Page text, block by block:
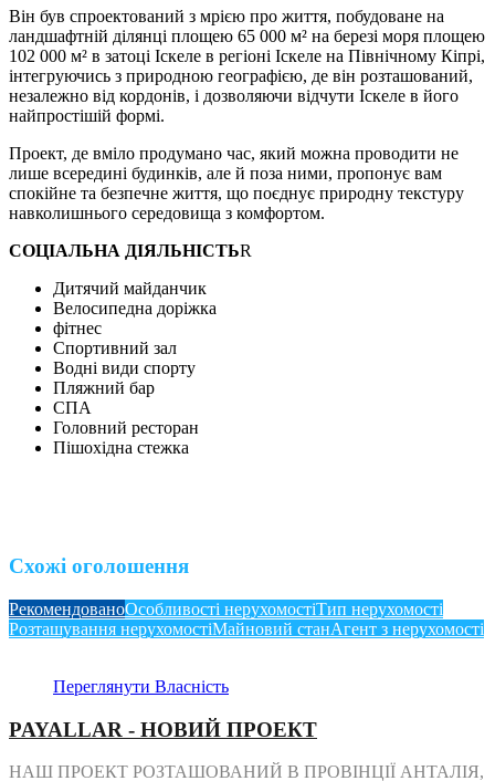
Він був спроектований з мрією про життя, побудоване на
ландшафтній ділянці площею 65 000 м² на березі моря площею
102 000 м² в затоці Іскеле в регіоні Іскеле на Північному Кіпрі,
інтегруючись з природною географією, де він розташований,
незалежно від кордонів, і дозволяючи відчути Іскеле в його
найпростішій формі.
Проект, де вміло продумано час, який можна проводити не
лише всередині будинків, але й поза ними, пропонує вам
спокійне та безпечне життя, що поєднує природну текстуру
навколишнього середовища з комфортом.
СОЦІАЛЬНА ДІЯЛЬНІСТЬR
Дитячий майданчик
Велосипедна доріжка
фітнес
Спортивний зал
Водні види спорту
Пляжний бар
СПА
Головний ресторан
Пішохідна стежка
Схожі оголошення
РекомендованоОсобливості нерухомостіТип нерухомості
Розташування нерухомостіМайновий станАгент з нерухомості
Переглянути Власність
PAYALLAR - НОВИЙ ПРОЕКТ
НАШ ПРОЕКТ РОЗТАШОВАНИЙ В ПРОВІНЦІЇ АНТАЛІЯ,